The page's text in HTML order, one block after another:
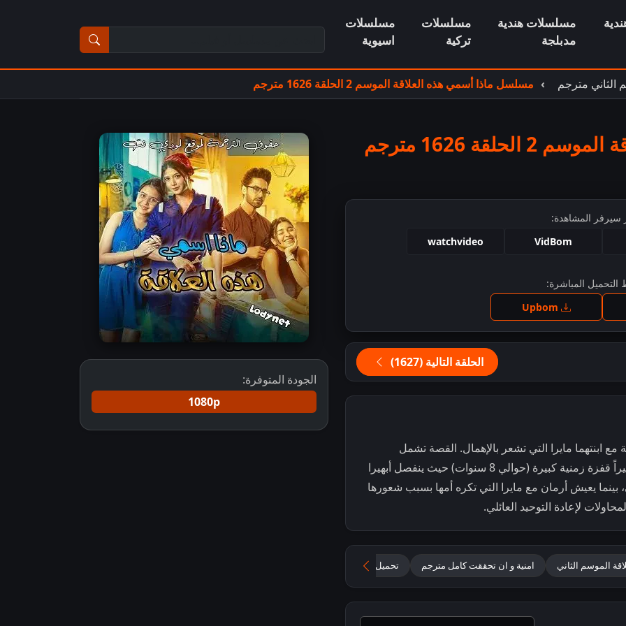
مسلسلات هندية
مدبلجة
مسلسلات
تركية
مسلسلات
اسيوية
الثاني مترجم مسلسل ماذا أسمي هذه العلاقة الموسم 2 الحلقة 1626 مترجم
1626 مترجم
سيرفر المشاهدة:
VidBom
watchvideo
للمشاهدة
التحميل المباشرة:
الحلقة التالية (1627)
ابنتهما مايرا التي تشعر بالإهمال. القصة تشمل
صراعات درامية، هجمات، وانفصالات مؤقتة، وأخيراً قفزة زمنية كبيرة (حوالي 8 سنوات) حيث ينفصل أبهيرا
يعيش أرمان مع مايرا التي تكره أمها بسبب شعورها
لإعادة التوحيد العائلي.
الموسم الثاني امنية و ان تحققت كامل مترجم تحميل جميع حلقات Yeh Rishta Kya Kehlata Hai مترجمة
الجودة المتوفرة:
1080p